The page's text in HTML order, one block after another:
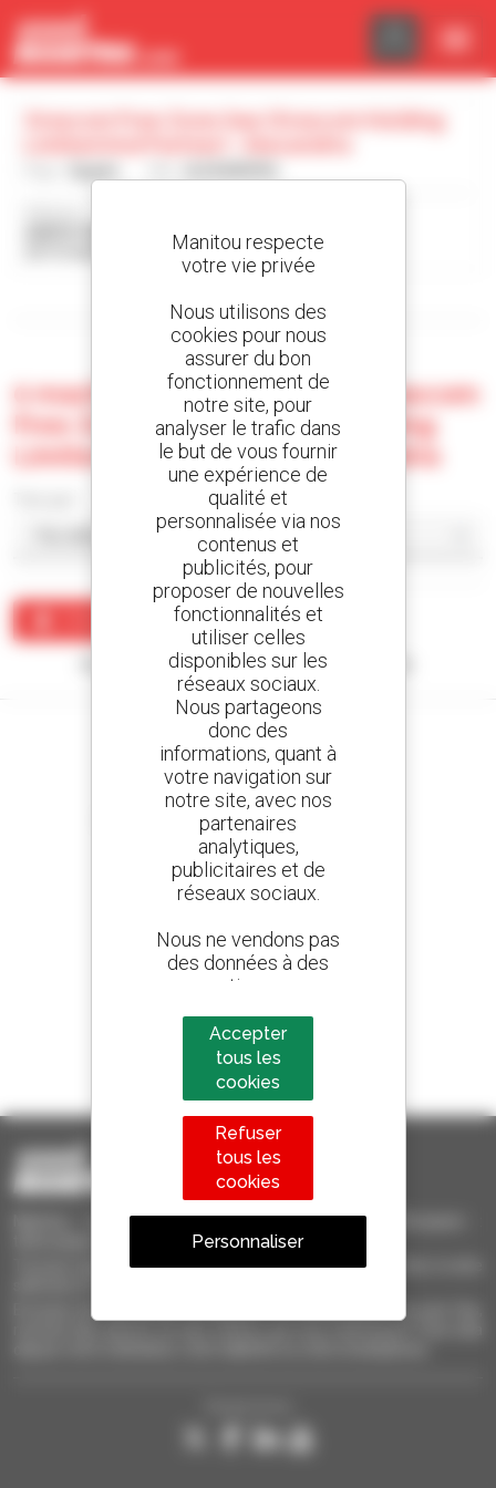
23713 ALEXANDRIA Égypte
Afficher les filtres de recherche
0 machine d'occasion chez Orascom
Free Zone Sae (Orascom Holding
Limited And Partner) - Alexandria
Créer une alerte
Aucun résultat ne correspond à votre recherche.
Créez vos alertes
et recevez des annonces de matériels d'occasion
Manitou partout dans le monde
1 chariot télescopique sur 4
vendu dans le monde est un Manitou
Manitou Occasion - Matériel de Manutention d'Occasion :
télescopique, chariot à mât, nacelle élévatrice
Trouvez rapidement des machines d'occasion, ajoutez-les à votre
Panneau de gestion des cookies
Manitou respecte
votre vie privée
Nous utilisons des
cookies pour nous
assurer du bon
fonctionnement de
notre site, pour
analyser le trafic dans
le but de vous fournir
une expérience de
qualité et
personnalisée via nos
contenus et
publicités, pour
proposer de nouvelles
fonctionnalités et
utiliser celles
disponibles sur les
réseaux sociaux.
Nous partageons
donc des
informations, quant à
votre navigation sur
notre site, avec nos
partenaires
analytiques,
publicitaires et de
réseaux sociaux.
Nous ne vendons pas
des données à des
tiers
Accepter
tous les
cookies
Refuser
tous les
cookies
Personnaliser